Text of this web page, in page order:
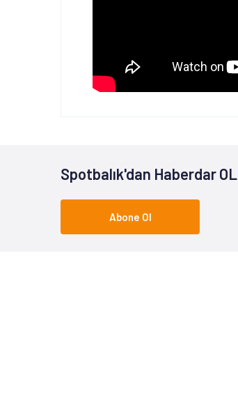
Spotbalık'dan Haberdar OL
Abone Ol